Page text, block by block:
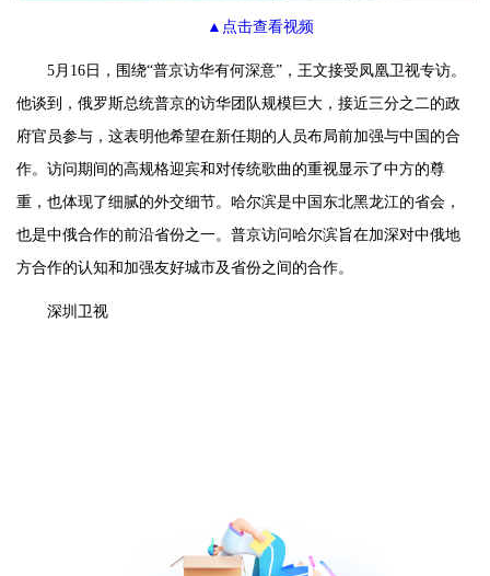
▲点击查看视频
5月16日，围绕“普京访华有何深意”，王文接受凤凰卫视专访。
他谈到，俄罗斯总统普京的访华团队规模巨大，接近三分之二的政
府官员参与，这表明他希望在新任期的人员布局前加强与中国的合
作。访问期间的高规格迎宾和对传统歌曲的重视显示了中方的尊
重，也体现了细腻的外交细节。哈尔滨是中国东北黑龙江的省会，
也是中俄合作的前沿省份之一。普京访问哈尔滨旨在加深对中俄地
方合作的认知和加强友好城市及省份之间的合作。
深圳卫视